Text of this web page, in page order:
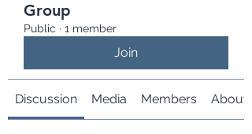
Group
Public · 1 member
Join
Discussion Media Members About